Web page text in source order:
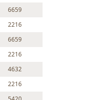
6659
2216
6659
2216
4632
2216